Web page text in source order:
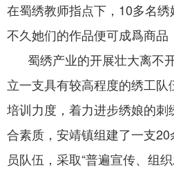
在蜀绣教师指点下，10多名绣
不久她们的作品便可成爲商品
蜀绣产业的开展壮大离不
立一支具有较高程度的绣工
培训力度，着力进步绣娘的
合素质，安靖镇组建了一支
员队伍，采取“普遍宣传、组